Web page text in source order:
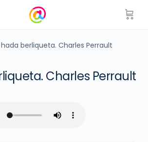
hada berliqueta. Charles Perrault
Charles Perrault